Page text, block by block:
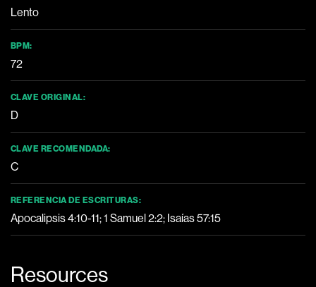
Lento
BPM:
72
CLAVE ORIGINAL:
D
CLAVE RECOMENDADA:
C
REFERENCIA DE ESCRITURAS:
Apocalipsis 4:10-11;1 Samuel 2:2; Isaías 57:15
Resources